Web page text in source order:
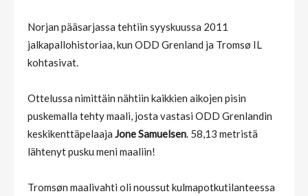
Norjan pääsarjassa tehtiin syyskuussa 2011
jalkapallohistoriaa, kun ODD Grenland ja Tromsø IL
kohtasivat.
Ottelussa nimittäin nähtiin kaikkien aikojen pisin
puskemalla tehty maali, josta vastasi ODD Grenlandin
keskikenttäpelaaja Jone Samuelsen. 58,13 metristä
lähtenyt pusku meni maaliin!
Tromsøn maalivahti oli noussut kulmapotkutilanteessa